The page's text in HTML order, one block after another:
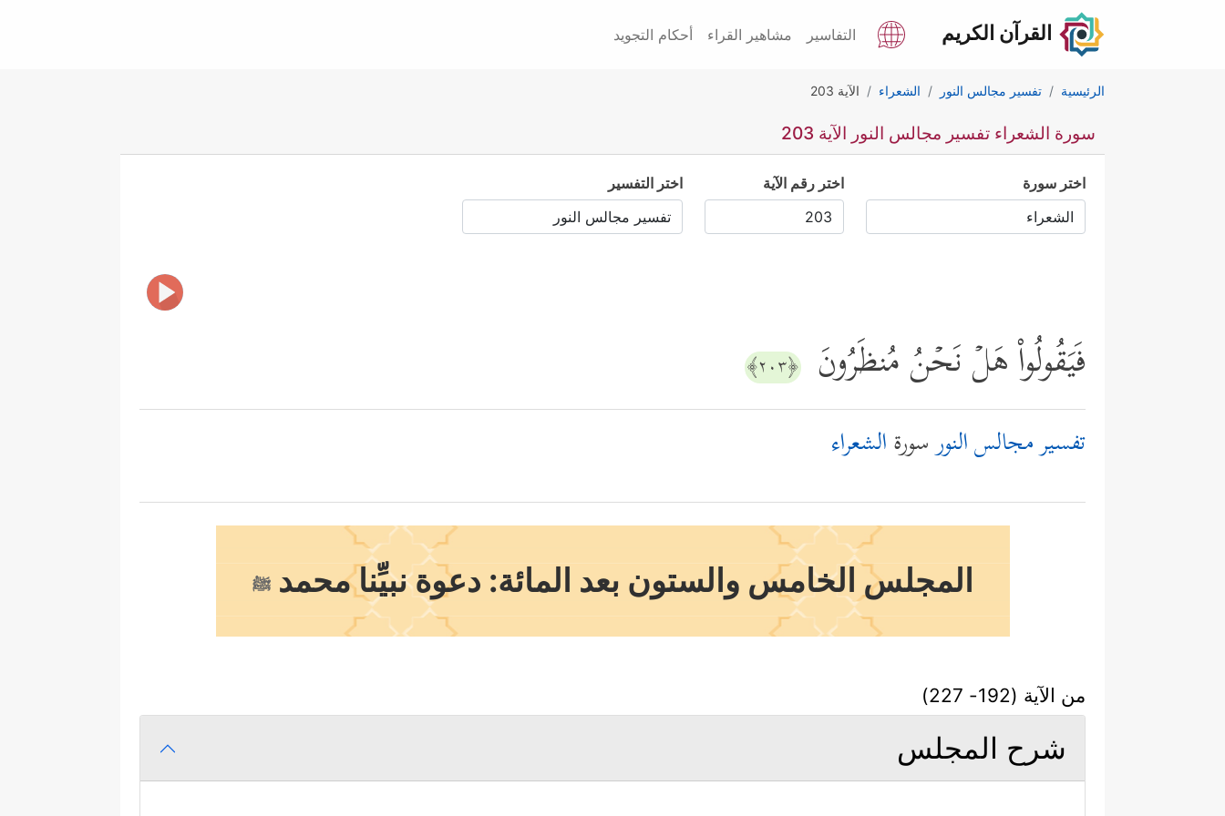
القرآن الكريم التفاسير مشاهير القراء أحكام التجويد
الرئيسية تفسير مجالس النور الشعراء الآية 203
سورة الشعراء تفسير مجالس النور الآية 203
اختر سورة اختر رقم الآية اختر التفسير
فَیَقُولُواْ هَلۡ نَحۡنُ مُنظَرُونَ ﴿٢٠٣﴾
تفسير مجالس النورسورةالشعراء
المجلس الخامس والستون بعد المائة: دعوة نبيِّنا محمدﷺ
من الآية (192- 227)
شرح المجلس